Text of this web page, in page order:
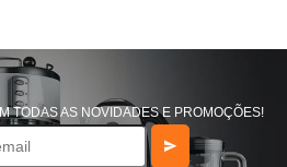
TODAS AS NOVIDADES E PROMOÇÕES!